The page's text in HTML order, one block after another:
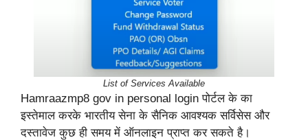
List of Services Available
Hamraazmp8 gov in personal login पोर्टल के का
इस्तेमाल करके भारतीय सेना के सैनिक आवश्यक सर्विसेस और
दस्तावेज कुछ ही समय में ऑनलाइन प्राप्त कर सकते है।